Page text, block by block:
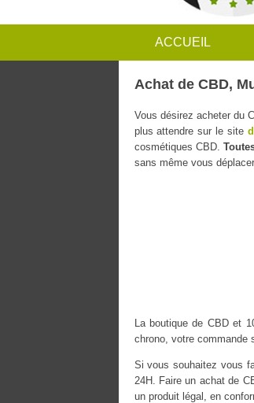
ACCUEIL
Achat de CBD,
Vous désirez acheter du
plus attendre sur le site
cosmétiques CBD.
sans même vous déplacer.
La boutique de CBD et
chrono, votre commande
Si vous souhaitez vous
24H. Faire un achat de
un produit légal, en